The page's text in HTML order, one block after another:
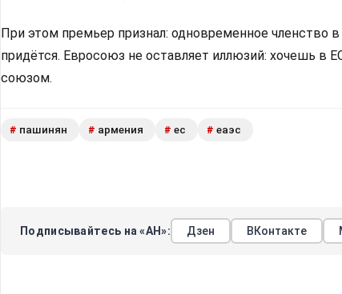
При этом премьер признал: одновременное членство
придётся. Евросоюз не оставляет иллюзий: хочешь в
союзом.
# пашинян # армения # ес # еаэс
Подписывайтесь на «АН»: Дзен ВКонтакте